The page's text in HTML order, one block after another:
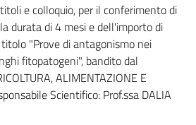
e colloquio, per il conferimento di
durata di 4 mesi e dell'importo di
"Prove di antagonismo nei
fitopatogeni", bandito dal
ALIMENTAZIONE E
Scientifico: Prof.ssa DALIA